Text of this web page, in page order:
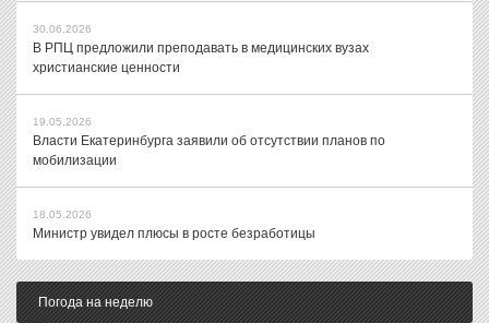
30.06.2026
В РПЦ предложили преподавать в медицинских вузах
христианские ценности
19.05.2026
Власти Екатеринбурга заявили об отсутствии планов по
мобилизации
18.05.2026
Министр увидел плюсы в росте безработицы
Погода на неделю